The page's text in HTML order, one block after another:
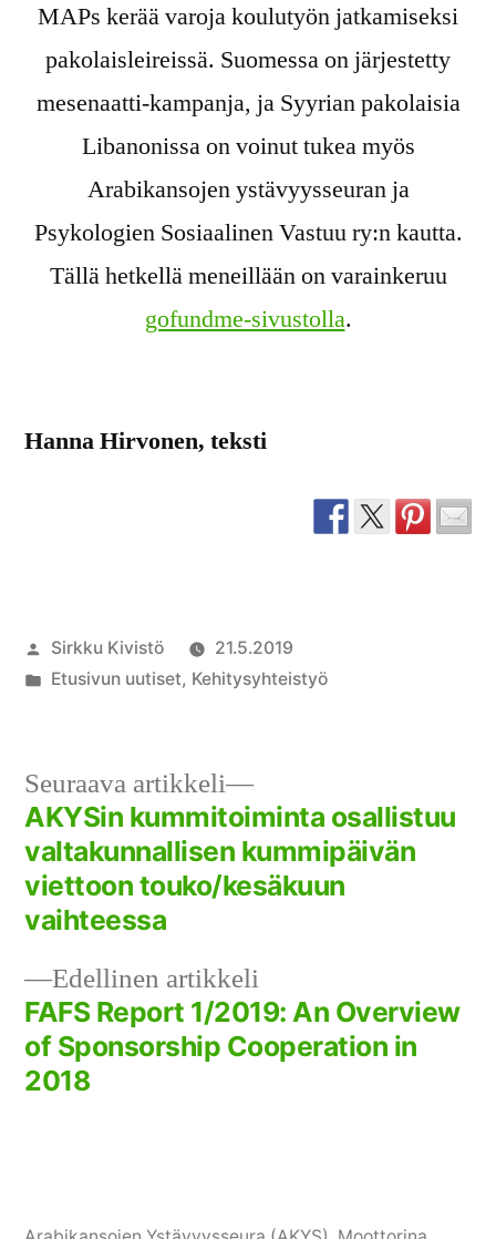
MAPs kerää varoja koulutyön jatkamiseksi
pakolaisleireissä. Suomessa on järjestetty
mesenaatti-kampanja, ja Syyrian pakolaisia
Libanonissa on voinut tukea myös
Arabikansojen ystävyysseuran ja
Psykologien Sosiaalinen Vastuu ry:n kautta.
Tällä hetkellä meneillään on varainkeruu
gofundme-sivustolla.
Hanna Hirvonen, teksti
Artikkelin
julkaisija
Sirkku Kivistö
21.5.2019
Julkaistu
Etusivun uutiset, Kehitysyhteistyö
Artikkelien
selaus
Edellinen artikkeliEdellinen
artikkeli:
FAFS Report 1/2019: An Overview
of Sponsorship Cooperation in
2018
Seuraava artikkeli
Seuraava
artikkeli:
AKYSin kummitoiminta osallistuu
valtakunnallisen kummipäivän
viettoon touko/kesäkuun
vaihteessa